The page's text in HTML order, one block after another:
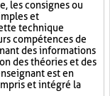
les consignes ou
et
technique
compétences de
des informations
des théories et des
est en
et intégré la